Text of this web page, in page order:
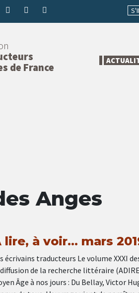
de France
Anges
lire, à voir… mars
écrivains traducteurs Le volume XXXI
de la recherche littéraire
Âge à nos jours : Du Bellay, Victor